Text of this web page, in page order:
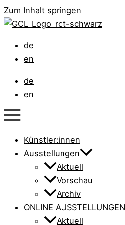
Zum Inhalt springen
de
en
de
en
Künstler:innen
Ausstellungen
Aktuell
Vorschau
Archiv
ONLINE AUSSTELLUNGEN
Aktuell